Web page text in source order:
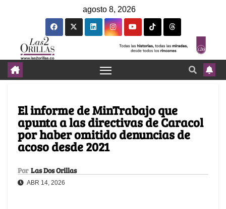
agosto 8, 2026
El informe de MinTrabajo que
apunta a las directivas de Caracol
por haber omitido denuncias de
acoso desde 2021
Por Las Dos Orillas
ABR 14, 2026